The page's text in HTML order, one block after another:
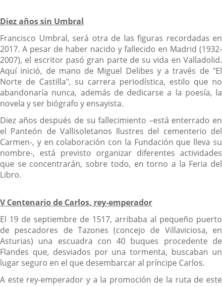
Diez años sin Umbral
Francisco Umbral, será otra de las figuras recordadas en
2017. A pesar de haber nacido y fallecido en Madrid (1932-
2007), el escritor pasó gran parte de su vida en Valladolid.
Aquí inició, de mano de Miguel Delibes y a través de "El
Norte de Castilla", su carrera periodística, estilo que no
abandonaría nunca, además de dedicarse a la poesía, la
novela y ser biógrafo y ensayista.
Diez años después de su fallecimiento –está enterrado en
el Panteón de Vallisoletanos Ilustres del cementerio del
Carmen-, y en colaboración con la Fundación que lleva su
nombre-, está previsto organizar diferentes actividades
que se concentrarán, sobre todo, en torno a la Feria del
Libro.
V Centenario de Carlos, rey-emperador
El 19 de septiembre de 1517, arribaba al pequeño puerto
de pescadores de Tazones (concejo de Villaviciosa, en
Asturias) una escuadra con 40 buques procedente de
Flandes que, desviados por una tormenta, buscaban un
lugar seguro en el que desembarcar al príncipe Carlos.
A este rey-emperador y a la promoción de la ruta de este